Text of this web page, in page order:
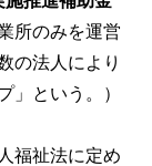
所のみを運営
の法人により
」という。）
福祉法に定め